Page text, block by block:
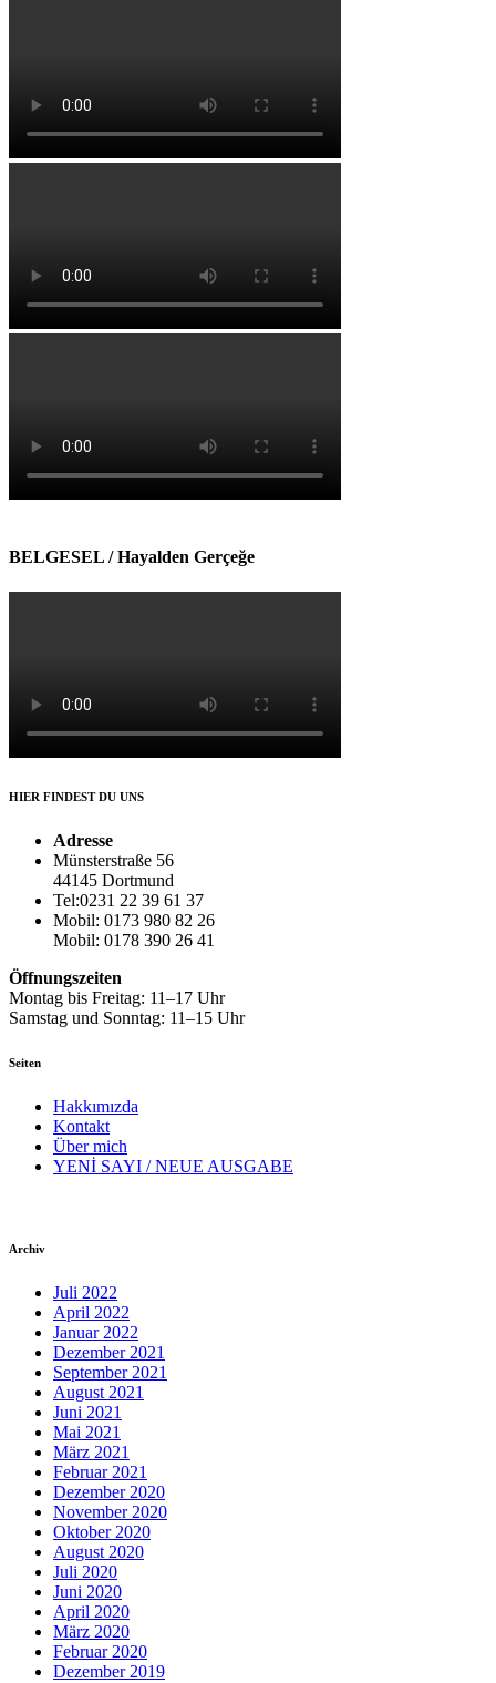
BELGESEL / Hayalden Gerçeğe
HIER FINDEST DU UNS
Adresse
Münsterstraße 56
44145 Dortmund
Tel:0231 22 39 61 37
Mobil: 0173 980 82 26
Mobil: 0178 390 26 41
Öffnungszeiten
Montag bis Freitag: 11–17 Uhr
Samstag und Sonntag: 11–15 Uhr
Seiten
Hakkımızda
Kontakt
Über mich
YENİ SAYI / NEUE AUSGABE
Archiv
Juli 2022
April 2022
Januar 2022
Dezember 2021
September 2021
August 2021
Juni 2021
Mai 2021
März 2021
Februar 2021
Dezember 2020
November 2020
Oktober 2020
August 2020
Juli 2020
Juni 2020
April 2020
März 2020
Februar 2020
Dezember 2019